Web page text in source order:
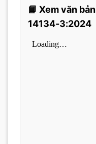
📘 Xem văn
14134-3:2024